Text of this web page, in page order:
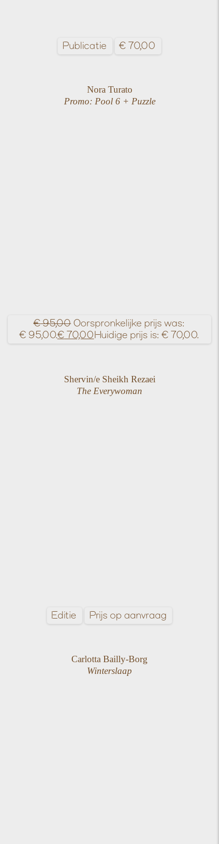
Publicatie € 70,00
Nora Turato
Promo: Pool 6 + Puzzle
€95,00 Oorspronkelijke prijs was:
€ 95,00.€ 70,00Huidige prijs is: € 70,00.
Shervin/e Sheikh Rezaei
The Everywoman
Editie Prijs op aanvraag
Carlotta Bailly-Borg
Winterslaap